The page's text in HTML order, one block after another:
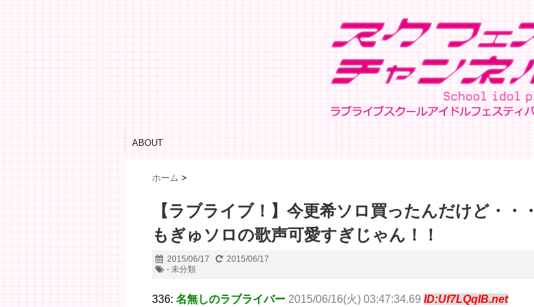
ABOUT
ホーム >
【ラブライブ！】今更希ソロ買ったんだけど・・・
もぎゅソロの歌声可愛すぎじゃん！！
2015/06/17
2015/06/17
- 未分類
336: 名無しのラブライバー 2015/06/16(火) 03:47:34.69 ID:Uf7LQqIB.net